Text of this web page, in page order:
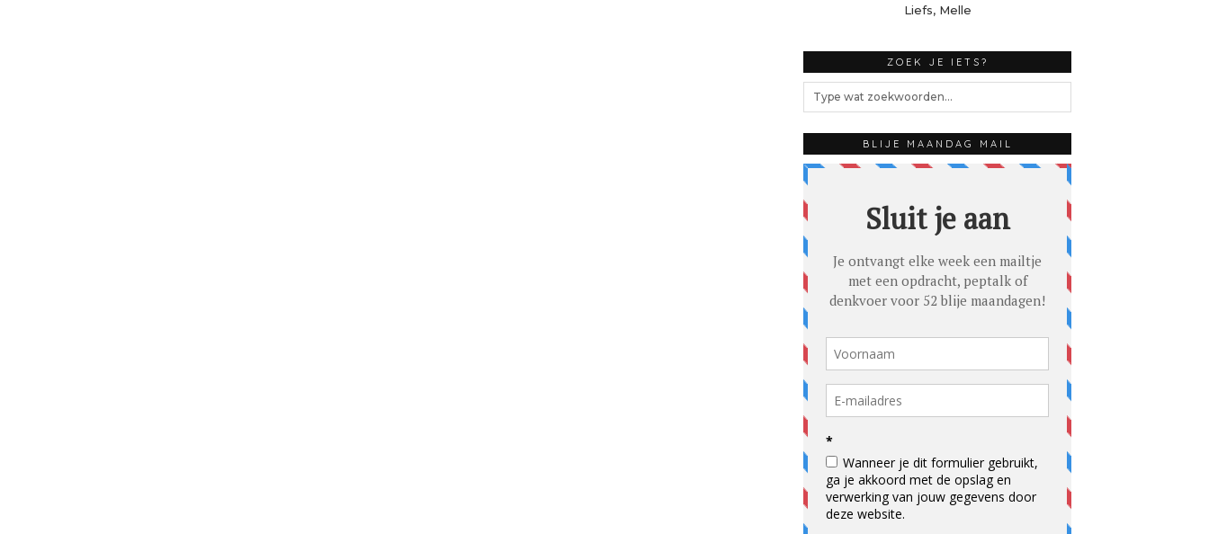
Liefs, Melle
ZOEK JE IETS?
BLIJE MAANDAG MAIL